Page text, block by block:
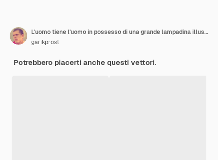
L'uomo tiene l'uomo in possesso di una grande lampadina illustrazione vettoriale
garikprost
Potrebbero piacerti anche questi vettori.